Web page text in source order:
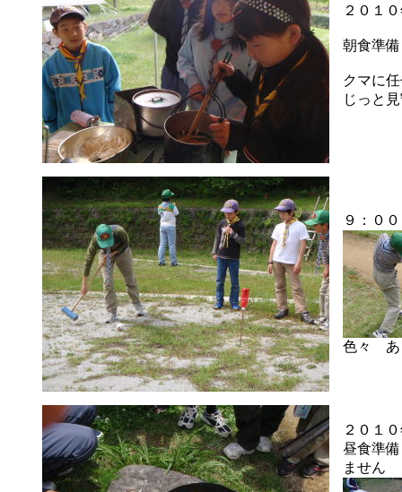
２０１
朝食準備
クマに
じっと
９：０
色々 あ
２０１
昼食準
ません